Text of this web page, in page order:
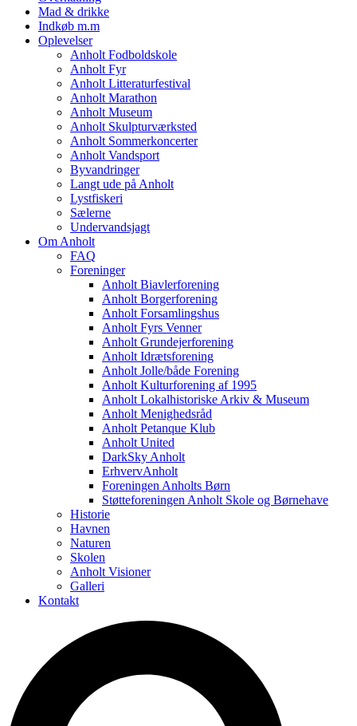
Mad & drikke
Indkøb m.m
Oplevelser
Anholt Fodboldskole
Anholt Fyr
Anholt Litteraturfestival
Anholt Marathon
Anholt Museum
Anholt Skulpturværksted
Anholt Sommerkoncerter
Anholt Vandsport
Byvandringer
Langt ude på Anholt
Lystfiskeri
Sælerne
Undervandsjagt
Om Anholt
FAQ
Foreninger
Anholt Biavlerforening
Anholt Borgerforening
Anholt Forsamlingshus
Anholt Fyrs Venner
Anholt Grundejerforening
Anholt Idrætsforening
Anholt Jolle/både Forening
Anholt Kulturforening af 1995
Anholt Lokalhistoriske Arkiv & Museum
Anholt Menighedsråd
Anholt Petanque Klub
Anholt United
DarkSky Anholt
ErhvervAnholt
Foreningen Anholts Børn
Støtteforeningen Anholt Skole og Børnehave
Historie
Havnen
Naturen
Skolen
Anholt Visioner
Galleri
Kontakt